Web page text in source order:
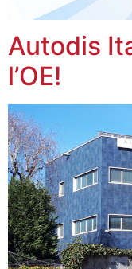
Autodis
l’OE!